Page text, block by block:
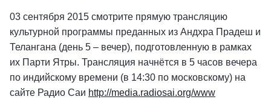
03 сентября 2015 смотрите прямую трансляцию
культурной программы преданных из Андхра Прадеш и
Телангана (день 5 – вечер), подготовленную в рамках
их Парти Ятры. Трансляция начнётся в 5 часов вечера
по индийскому времени (в 14:30 по московскому) на
сайте Радио Саи http://media.radiosai.org/www